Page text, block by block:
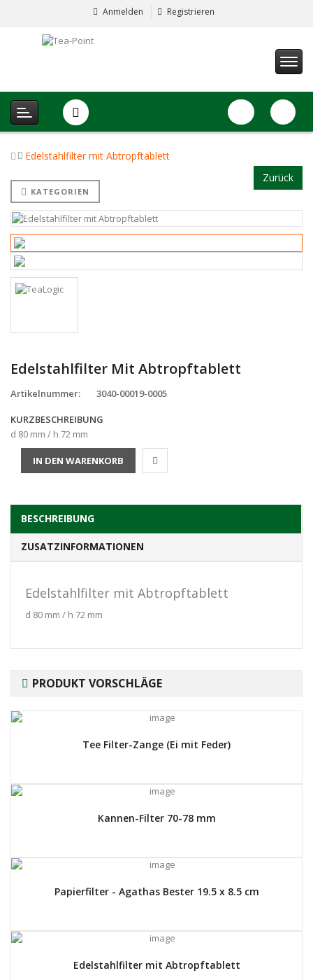
Anmelden Registrieren
Edelstahlfilter mit Abtropftablett
Zurück
KATEGORIEN
Edelstahlfilter Mit Abtropftablett
Artikelnummer: 3040-00019-0005
KURZBESCHREIBUNG
d 80 mm / h 72 mm
BESCHREIBUNG
ZUSATZINFORMATIONEN
Edelstahlfilter mit Abtropftablett
d 80 mm / h 72 mm
PRODUKT VORSCHLÄGE
Tee Filter-Zange (Ei mit Feder)
Kannen-Filter 70-78 mm
Papierfilter - Agathas Bester 19.5 x 8.5 cm
Edelstahlfilter mit Abtropftablett